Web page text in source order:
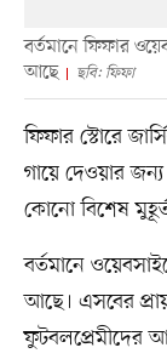
বর্তমানে ফিফার
আছে
ছবি: ফিফা
ফিফার স্টোরে
গায়ে দেওয়ার
কোনো বিশেষ
বর্তমানে
আছে। এসবের
ফুটবলপ্রেমীদের